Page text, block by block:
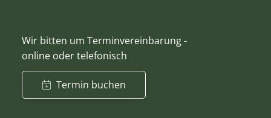
Wir bitten um Terminvereinbarung -
online oder telefonisch
Termin buchen